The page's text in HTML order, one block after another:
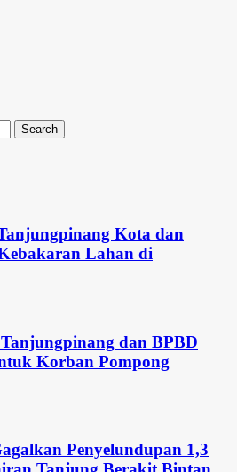
Kota dan
Lahan di
dan BPBD
Korban Pompong
Penyelundupan 1,3